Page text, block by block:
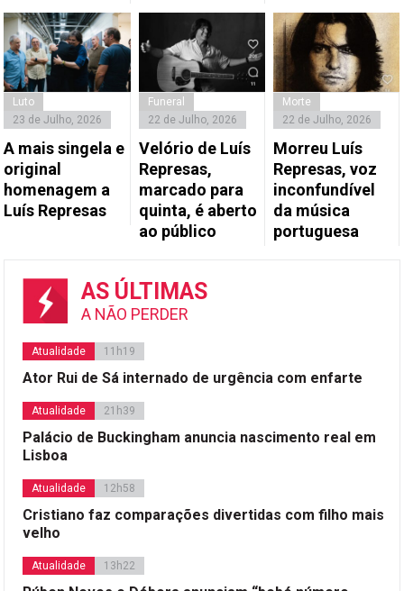
Luto
23 de Julho, 2026
A mais singela e
original
homenagem a
Luís Represas
Funeral
22 de Julho, 2026
Velório de Luís
Represas,
marcado para
quinta, é aberto
ao público
Morte
22 de Julho, 2026
Morreu Luís
Represas, voz
inconfundível
da música
portuguesa
AS ÚLTIMAS
A NÃO PERDER
Atualidade 11h19
Ator Rui de Sá internado de urgência com enfarte
Atualidade 21h39
Palácio de Buckingham anuncia nascimento real em
Lisboa
Atualidade 12h58
Cristiano faz comparações divertidas com filho mais
velho
Atualidade 13h22